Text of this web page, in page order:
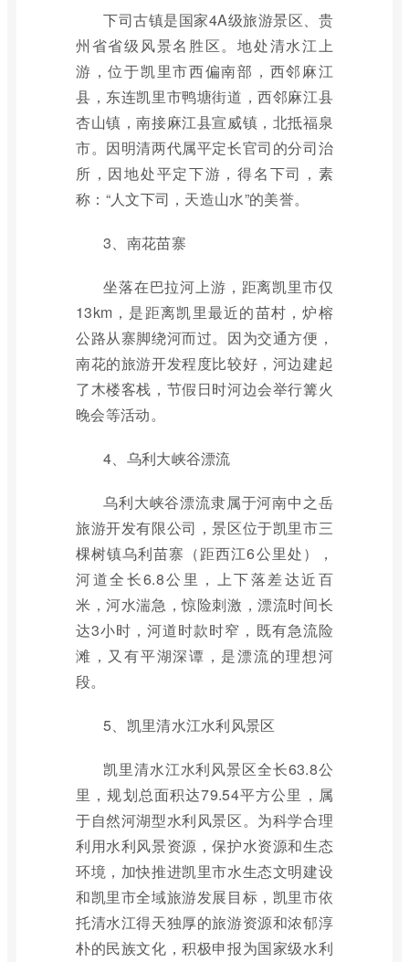
下司古镇是国家4A级旅游景区、贵
州省省级风景名胜区。地处清水江上
游，位于凯里市西偏南部，西邻麻江
县，东连凯里市鸭塘街道，西邻麻江县
杏山镇，南接麻江县宣威镇，北抵福泉
市。因明清两代属平定长官司的分司治
所，因地处平定下游，得名下司，素
称：“人文下司，天造山水”的美誉。
3、南花苗寨
坐落在巴拉河上游，距离凯里市仅
13km，是距离凯里最近的苗村，炉榕
公路从寨脚绕河而过。因为交通方便，
南花的旅游开发程度比较好，河边建起
了木楼客栈，节假日时河边会举行篝火
晚会等活动。
4、乌利大峡谷漂流
乌利大峡谷漂流隶属于河南中之岳
旅游开发有限公司，景区位于凯里市三
棵树镇乌利苗寨（距西江6公里处），
河道全长6.8公里，上下落差达近百
米，河水湍急，惊险刺激，漂流时间长
达3小时，河道时款时窄，既有急流险
滩，又有平湖深谭，是漂流的理想河
段。
5、凯里清水江水利风景区
凯里清水江水利风景区全长63.8公
里，规划总面积达79.54平方公里，属
于自然河湖型水利风景区。为科学合理
利用水利风景资源，保护水资源和生态
环境，加快推进凯里市水生态文明建设
和凯里市全域旅游发展目标，凯里市依
托清水江得天独厚的旅游资源和浓郁淳
朴的民族文化，积极申报为国家级水利